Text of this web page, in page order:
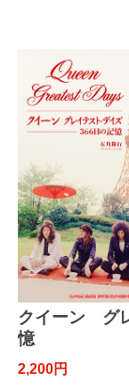
クイーン グ
憶
2,200円